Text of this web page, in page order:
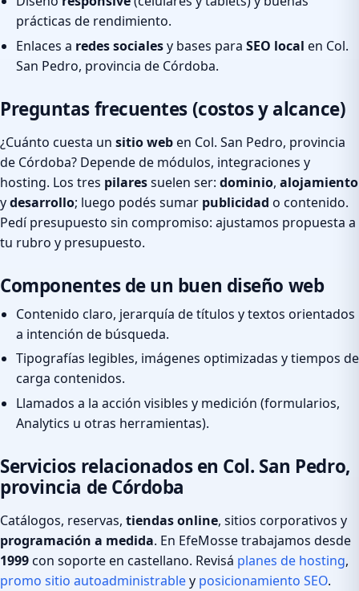
prácticas de rendimiento.
Enlaces a redes socialesy bases para SEO local en Col.
San Pedro, provincia de Córdoba.
Preguntas frecuentes (costos y alcance)
¿Cuánto cuesta un sitio weben Col. San Pedro, provincia
de Córdoba? Depende de módulos, integraciones y
hosting. Los tres pilaressuelen ser: dominio, alojamiento
ydesarrollo; luego podés sumar publicidad o contenido.
Pedí presupuesto sin compromiso: ajustamos propuesta a
tu rubro y presupuesto.
Componentes de un buen diseño web
Contenido claro, jerarquía de títulos y textos orientados
a intención de búsqueda.
Tipografías legibles, imágenes optimizadas y tiempos de
carga contenidos.
Llamados a la acción visibles y medición (formularios,
Analytics u otras herramientas).
Servicios relacionados en Col. San Pedro,
provincia de Córdoba
Catálogos, reservas, tiendas online, sitios corporativos y
programación a medida. En EfeMosse trabajamos desde
1999con soporte en castellano. Revisá planes de hosting,
promo sitio autoadministrabley posicionamiento SEO.